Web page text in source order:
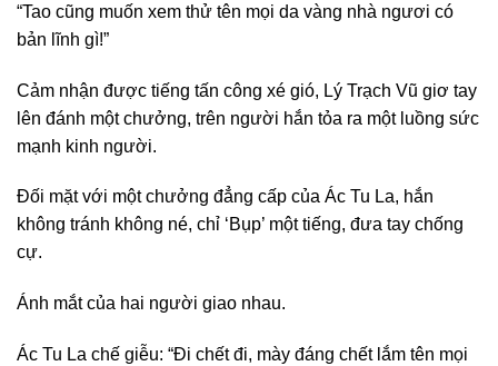
“Tao cũng muốn xem thử tên mọi da vàng nhà ngươi có
bản lĩnh gì!”
Cảm nhận được tiếng tấn công xé gió, Lý Trạch Vũ giơ tay
lên đánh một chưởng, trên người hắn tỏa ra một luồng sức
mạnh kinh người.
Đối mặt với một chưởng đẳng cấp của Ác Tu La, hắn
không tránh không né, chỉ ‘Bụp’ một tiếng, đưa tay chống
cự.
Ánh mắt của hai người giao nhau.
Ác Tu La chế giễu: “Đi chết đi, mày đáng chết lắm tên mọi